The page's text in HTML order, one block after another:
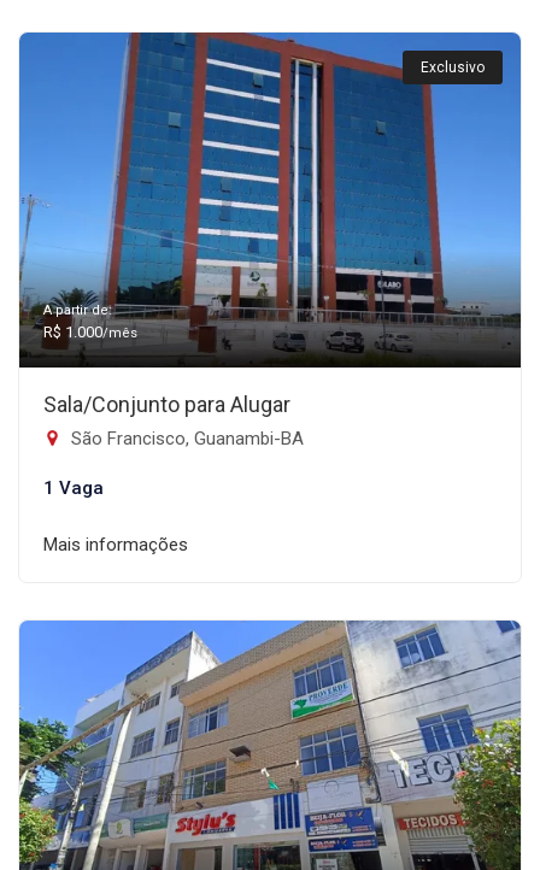
Exclusivo
A partir de:
R$ 1.000/mês
Sala/Conjunto para Alugar
São Francisco, Guanambi-BA
1 Vaga
Mais informações